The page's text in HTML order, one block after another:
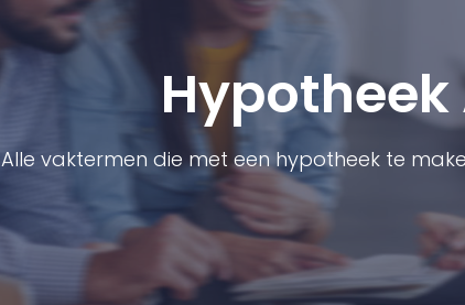
Hypotheek
Alle vaktermen die met een hypotheek te